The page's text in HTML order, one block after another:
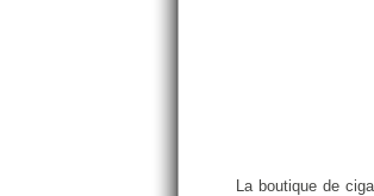
La boutique de